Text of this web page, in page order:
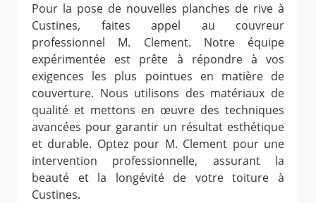
Pour la pose de nouvelles planches de rive à
Custines, faites appel au couvreur
professionnel M. Clement. Notre équipe
expérimentée est prête à répondre à vos
exigences les plus pointues en matière de
couverture. Nous utilisons des matériaux de
qualité et mettons en œuvre des techniques
avancées pour garantir un résultat esthétique
et durable. Optez pour M. Clement pour une
intervention professionnelle, assurant la
beauté et la longévité de votre toiture à
Custines.